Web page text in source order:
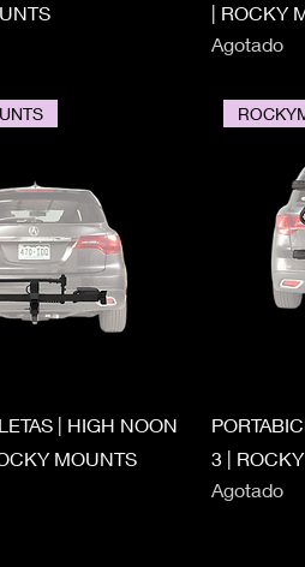
| ROCKY
Agotado
| HIGH NOON
MOUNTS
3 |
Agotado